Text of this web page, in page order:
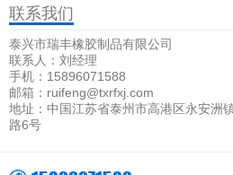
联系我们
泰兴市瑞丰橡胶制品有限公司
联系人：刘经理
手机：15896071588
邮箱：ruifeng@txrfxj.com
地址：中国江苏省泰州市高港区永安洲
路6号